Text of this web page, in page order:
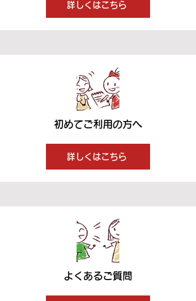
詳しくはこちら
初めてご利用の方へ
詳しくはこちら
よくあるご質問